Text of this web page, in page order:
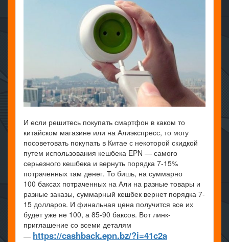
И если решитесь покупать смартфон в каком то
китайском магазине или на Алиэкспресс, то могу
посоветовать покупать в Китае с некоторой скидкой
путем использования кешбека EPN — самого
серьезного кешбека и вернуть порядка 7-15%
потраченных там денег. То бишь, на суммарно
100 баксах потраченных на Али на разные товары и
разные заказы, суммарный кешбек вернет порядка 7-
15 долларов. И финальная цена получится все их
будет уже не 100, а 85-90 баксов. Вот линк-
приглашение со всеми деталям
— https://cashback.epn.bz/?i=41c2a